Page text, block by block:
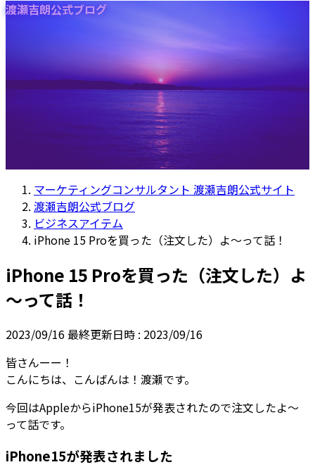
渡瀬吉朗公式ブログ
マーケティングコンサルタント 渡瀬吉朗公式サイト
渡瀬吉朗公式ブログ
ビジネスアイテム
iPhone 15 Proを買った（注文した）よ～って話！
iPhone 15 Proを買った（注文した）よ
～って話！
2023/09/16最終更新日時 : 2023/09/16
皆さんーー！
こんにちは、こんばんは！渡瀬です。
今回はAppleからiPhone15が発表されたので注文したよ～
って話です。
iPhone15が発表されました